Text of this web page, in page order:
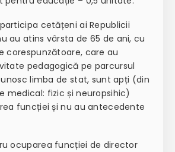
cetățeni ai Republicii
au atins vârsta de 65 de ani, cu
corespunzătoare, care au
pedagogică pe parcursul
limba de stat, sunt apți (din
medical: fizic și neuropsihic)
funcției și nu au antecedente
ocuparea funcției de director